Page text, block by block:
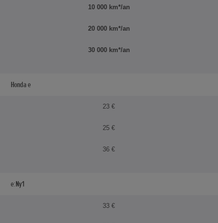
10 000 km*/an
20 000 km*/an
30 000 km*/an
Honda e
23 €
25 €
36 €
e:Ny1
33 €